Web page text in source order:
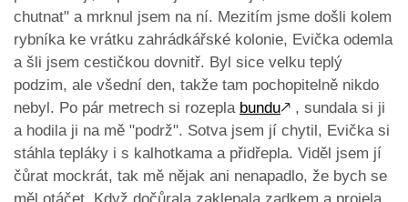
chutnat" a mrknul jsem na ní. Mezitím jsme došli kolem
rybníka ke vrátku zahrádkářské kolonie, Evička odemla
a šli jsem cestičkou dovnitř. Byl sice velku teplý
podzim, ale všední den, takže tam pochopitelně nikdo
nebyl. Po pár metrech si rozepla bundu🡕 , sundala si ji
a hodila ji na mě "podrž". Sotva jsem jí chytil, Evička si
stáhla tepláky i s kalhotkama a přidřepla. Viděl jsem jí
čůrat mockrát, tak mě nějak ani nenapadlo, že bych se